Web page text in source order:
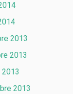
2013
2013
2013